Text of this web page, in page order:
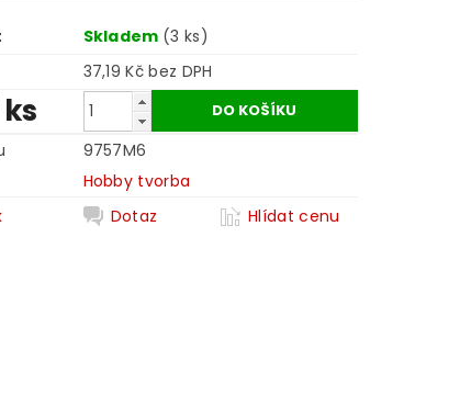
Skladem (3 ks)
37,19 Kč bez DPH
9757M6
Hobby tvorba
Dotaz Hlídat cenu